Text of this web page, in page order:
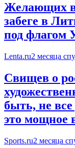
Желающих
забеге в
под флагом
Lenta.ru2 месяца
Свищев о
быть, не
это мощное
Sports.ru2 месяца